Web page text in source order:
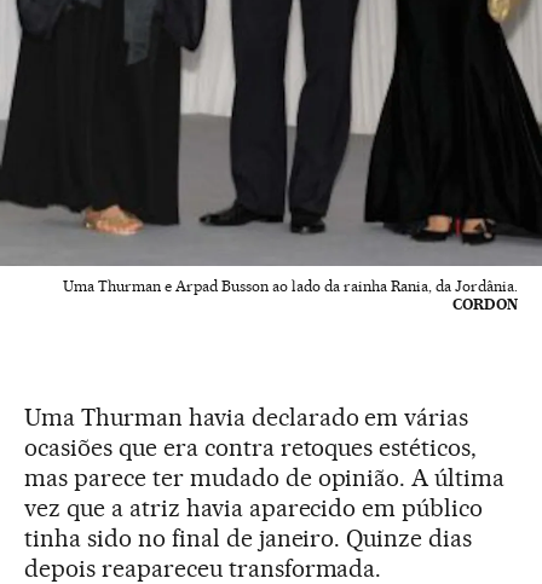
Uma Thurman e Arpad Busson ao lado da rainha Rania, da Jordânia.
CORDON
Uma Thurman havia declarado em várias
ocasiões que era contra retoques estéticos,
mas parece ter mudado de opinião. A última
vez que a atriz havia aparecido em público
tinha sido no final de janeiro. Quinze dias
depois reapareceu transformada.